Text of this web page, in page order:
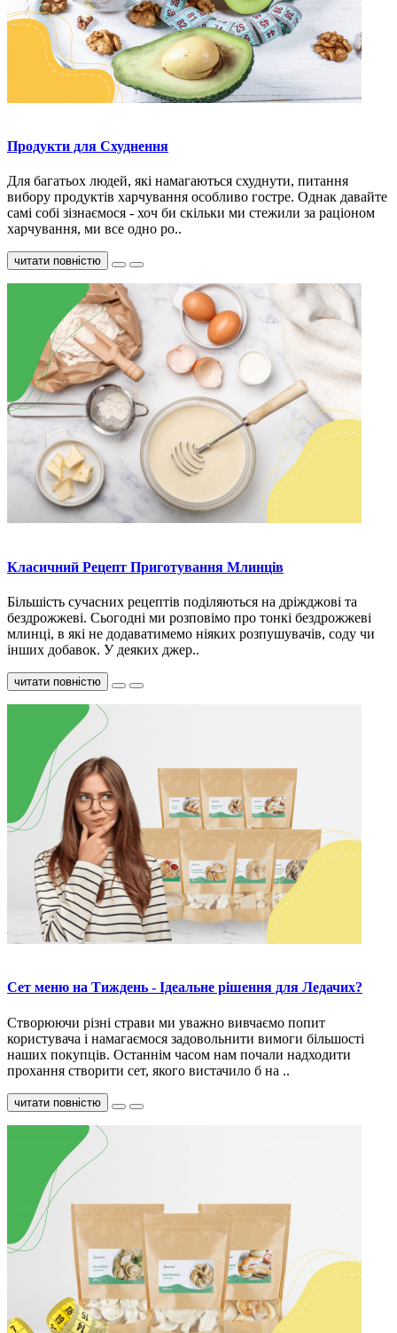
Продукти для Схуднення
Для багатьох людей, які намагаються схуднути, питання
вибору продуктів харчування особливо гостре. Однак давайте
самі собі зізнаємося - хоч би скільки ми стежили за раціоном
харчування, ми все одно ро..
читати повністю
Класичний Рецепт Приготування Млинців
Більшість сучасних рецептів поділяються на дріжджові та
бездрожжеві. Сьогодні ми розповімо про тонкі бездрожжеві
млинці, в які не додаватимемо ніяких розпушувачів, соду чи
інших добавок. У деяких джер..
читати повністю
Сет меню на Тиждень - Ідеальне рішення для Ледачих?
Створюючи різні страви ми уважно вивчаємо попит
користувача і намагаємося задовольнити вимоги більшості
наших покупців. Останнім часом нам почали надходити
прохання створити сет, якого вистачило б на ..
читати повністю